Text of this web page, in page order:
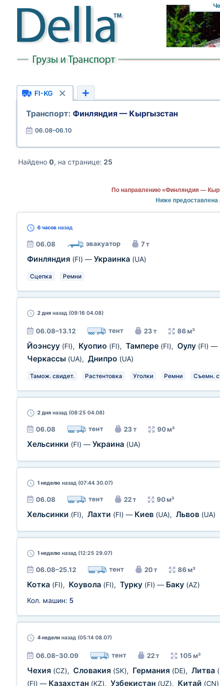
FI-KG
Транспорт: Финляндия — Кыргызстан
06.08–06.10
Найдено 0, на странице: 25
По направлению «Финляндия —
Ниже
6 часов назад
06.08 эвакуатор 7 т
Финляндия (FI) — Украинка (UA)
Сцепка Ремни
2 дня назад (09:16 04.08)
06.08–13.12 тент 23 т 86 м³
Йоэнсуу (FI), Куопио (FI), Тампере (FI), Оулу (FI) —
Черкассы (UA), Днипро (UA)
Тамож. свидет. Растентовка Уголки Ремни Съемн.
2 дня назад (08:25 04.08)
06.08 тент 23 т 90 м³
Хельсинки (FI) — Украина (UA)
1 неделю назад (07:44 30.07)
06.08 тент 22 т 90 м³
Хельсинки (FI), Лахти (FI) — Киев (UA), Львов (UA)
1 неделю назад (12:25 29.07)
06.08–25.12 тент 20 т 86 м³
Котка (FI), Коувола (FI), Турку (FI) — Баку (AZ)
Кол. машин: 5
4 недели назад (05:14 08.07)
06.08–30.09 тент 22 т 105 м³
Чехия (CZ), Словакия (SK), Германия (DE), Литва
(FI) — Казахстан (KZ), Узбекистан (UZ), Китай (CN)